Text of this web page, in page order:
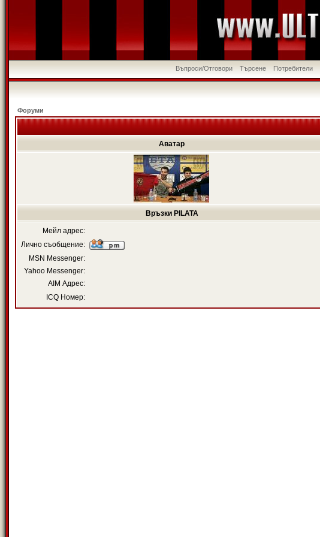
Въпроси/Отговори Търсене Потребители
Форуми
Аватар
Връзки PILATA
Мейл адрес:
Лично съобщение:
MSN Messenger:
Yahoo Messenger:
AIM Адрес:
ICQ Номер: